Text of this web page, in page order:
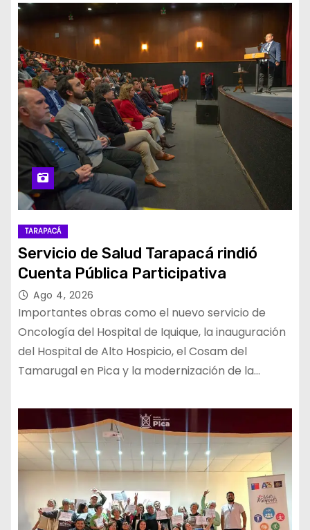
TARAPACÁ
Servicio de Salud Tarapacá rindió
Cuenta Pública Participativa
Ago 4, 2026
Importantes obras como el nuevo servicio de
Oncología del Hospital de Iquique, la inauguración
del Hospital de Alto Hospicio, el Cosam del
Tamarugal en Pica y la modernización de la…